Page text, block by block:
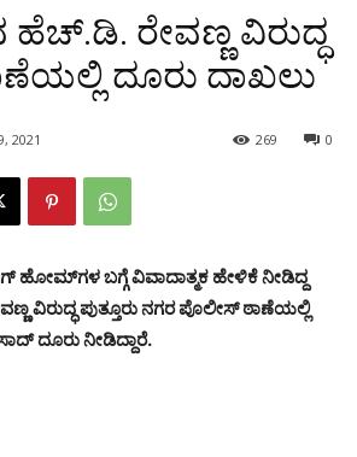
ರೇವಣ್ಣ ವಿರುದ್ಧ
ದೂರು ದಾಖಲು
2021 0
269
ಹೋಮ್‌ಗಳ ಬಗ್ಗೆ ವಿವಾದಾತ್ಮಕ ಹೇಳಿಕೆ ನೀಡಿದ್ದ
ವಿರುದ್ಧ ಪುತ್ತೂರು ನಗರ ಪೊಲೀಸ್ ಠಾಣೆಯಲ್ಲಿ
ದೂರು ನೀಡಿದ್ದಾರೆ.